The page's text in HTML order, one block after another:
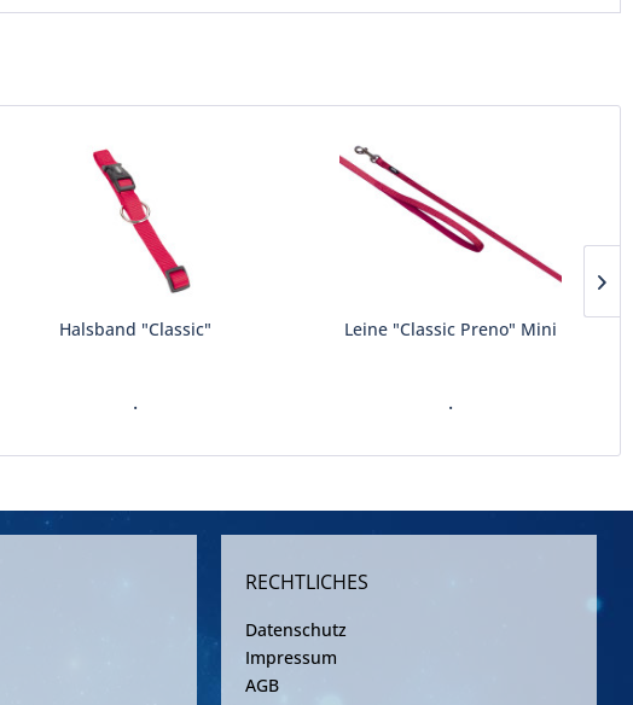
Halsband "Classic"
.
Leine "Classic Preno" Mini
.
RECHTLICHES
Datenschutz
Impressum
AGB